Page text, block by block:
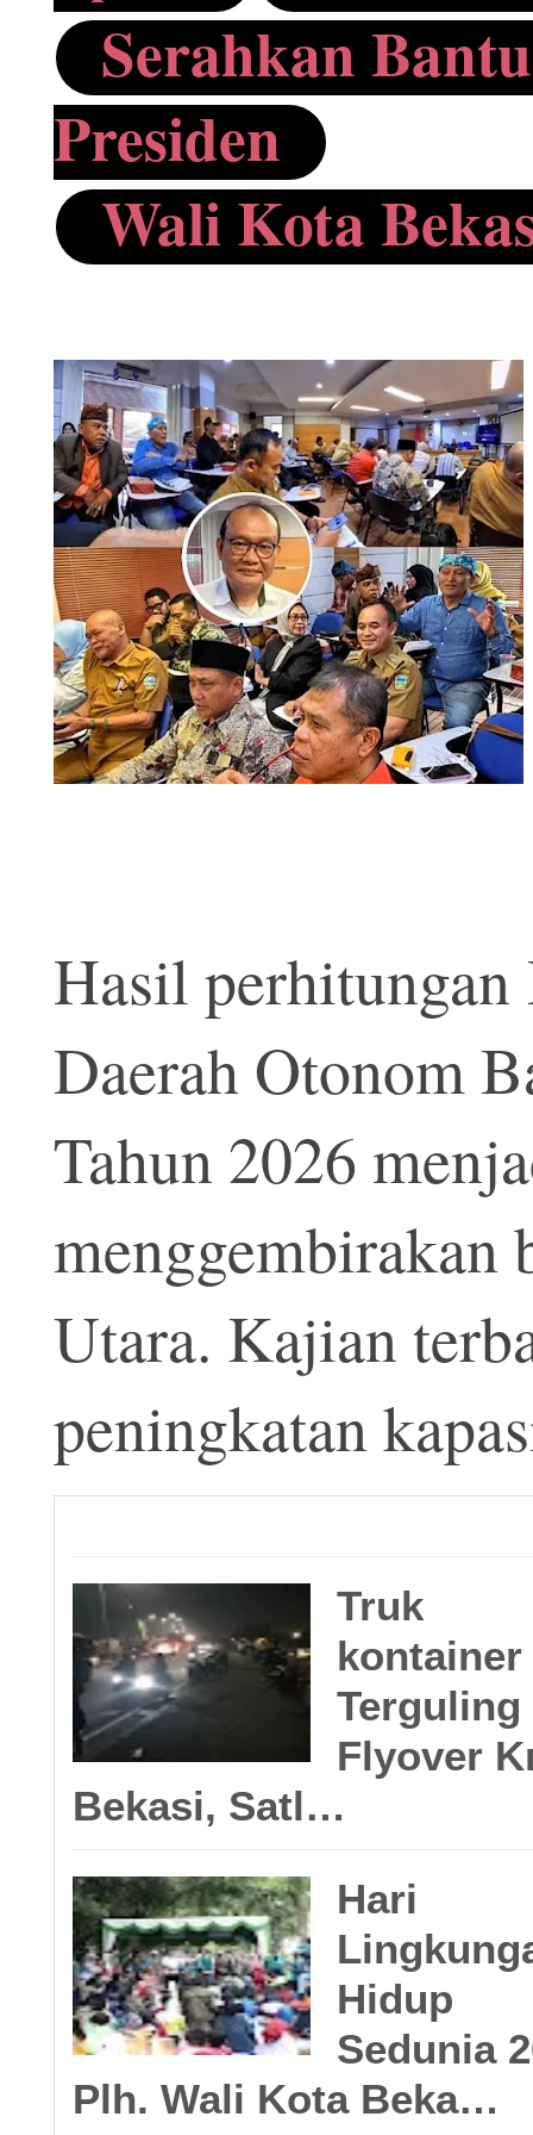
Serahkan
Presiden
Wali Kota
Hasil perhitungan
Daerah Otonom
Tahun 2026
menggembirakan
Utara. Kajian
peningkatan
Truk
kontainer
Terguling
Flyover
Bekasi, Satl…
Hari
Hidup
Sedunia
Plh. Wali Kota Beka…